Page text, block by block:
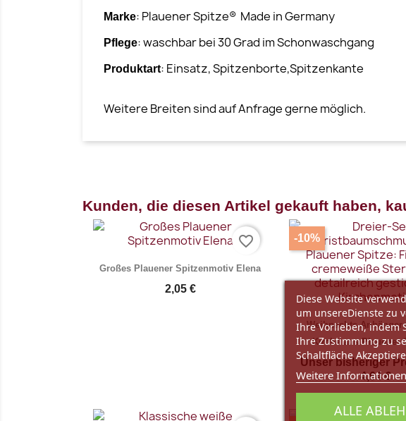
Marke: Plauener Spitze® Made in Germany
Pflege: waschbar bei 30 Grad im Schonwaschgang
Produktart: Einsatz, Spitzenborte,Spitzenkante
Weitere Breiten sind auf Anfrage gerne möglich.
Kunden, die diesen Artikel gekauft haben,
Vorschau
Großes Plauener Spitzenmotiv Elena
2,05 €
favorite_border

Weihnachts-Anhänger
Kirche aus Plauener
Unser bisheriger
4,64 €
-10%
Diese Website
um unsereDienste zu
Ihre Vorlieben, indem
Ihre Zustimmung zu
Schaltfläche
Weitere Informationen
ALLE